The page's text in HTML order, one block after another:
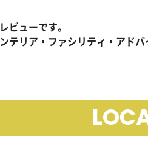
ビューです。
テリア・ファシリティ・アド